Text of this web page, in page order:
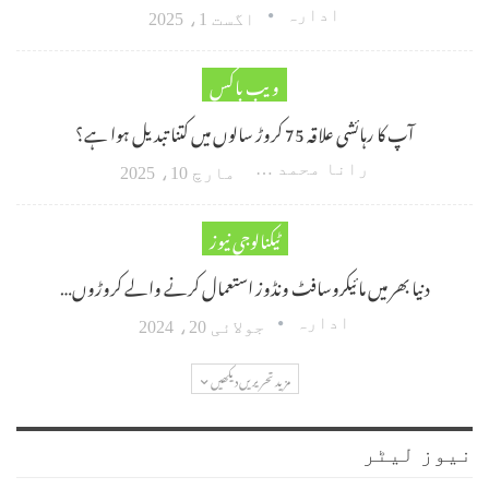
ادارہ اگست 1، 2025
ویب باکس
آپ کا رہائشی علاقہ 75 کروڑ سالوں میں کتنا تبدیل ہوا ہے؟
رانا محمد امین اکبر مارچ 10، 2025
ٹیکنالوجی نیوز
دنیا بھر میں مائیکروسافٹ ونڈوز استعمال کرنے والے کروڑوں…
ادارہ جولائی 20، 2024
مزید تحریریں دیکھیں
نیوز لیٹر